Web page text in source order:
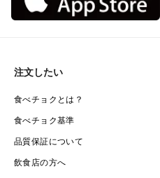
注文したい
食べチョクとは？
食べチョク基準
品質保証について
飲食店の方へ